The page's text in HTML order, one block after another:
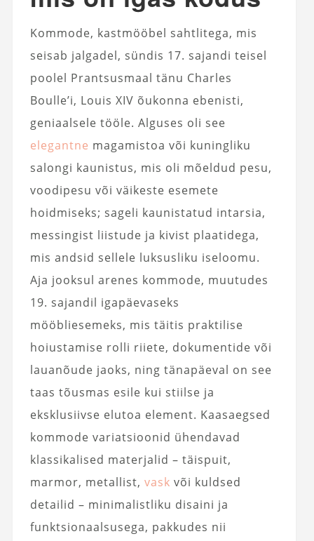
Kommode, kastmööbel sahtlitega, mis
seisab jalgadel, sündis 17. sajandi teisel
poolel Prantsusmaal tänu Charles
Boulle’i, Louis XIV õukonna ebenisti,
geniaalsele tööle. Alguses oli see
elegantne magamistoa või kuningliku
salongi kaunistus, mis oli mõeldud pesu,
voodipesu või väikeste esemete
hoidmiseks; sageli kaunistatud intarsia,
messingist liistude ja kivist plaatidega,
mis andsid sellele luksusliku iseloomu.
Aja jooksul arenes kommode, muutudes
19. sajandil igapäevaseks
mööbliesemeks, mis täitis praktilise
hoiustamise rolli riiete, dokumentide või
lauanõude jaoks, ning tänapäeval on see
taas tõusmas esile kui stiilse ja
eksklusiivse elutoa element. Kaasaegsed
kommode variatsioonid ühendavad
klassikalised materjalid – täispuit,
marmor, metallist, vask või kuldsed
detailid – minimalistliku disaini ja
funktsionaalsusega, pakkudes nii